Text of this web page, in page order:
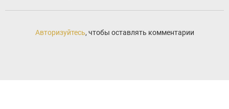
Авторизуйтесь, чтобы оставлять комментарии